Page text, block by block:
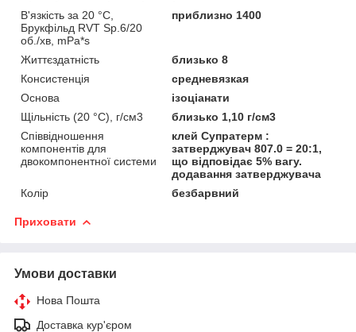
В'язкість за 20 °C,
Брукфільд RVT Sp.6/20
об./хв, mPa*s
приблизно 1400
Життєздатність
близько 8
Консистенція
средневязкая
Основа
ізоціанати
Щільність (20 °С), г/см3
близько 1,10 г/см3
Співвідношення
компонентів для
двокомпонентної системи
клей Супратерм :
затверджувач 807.0 = 20:1,
що відповідає 5% вагу.
додавання затверджувача
Колір
безбарвний
Приховати
Умови доставки
Нова Пошта
Доставка кур'єром